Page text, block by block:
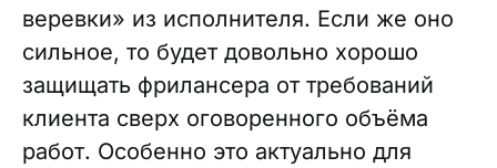
веревки» из исполнителя. Если же оно
сильное, то будет довольно хорошо
защищать фрилансера от требований
клиента сверх оговоренного объёма
работ. Особенно это актуально для